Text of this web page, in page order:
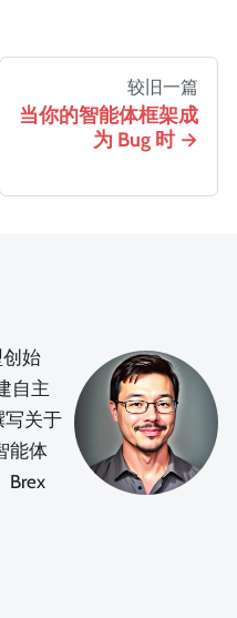
较旧一篇
当你的智能体框架成
为 Bug 时
始
自主
写关于
能体
Brex